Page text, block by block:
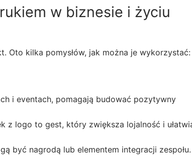
w biznesie i życiu
Oto kilka pomysłów, jak można je wykorzystać:
i eventach, pomagają budować pozytywny
z logo to gest, który zwiększa lojalność i
być nagrodą lub elementem integracji zespołu.